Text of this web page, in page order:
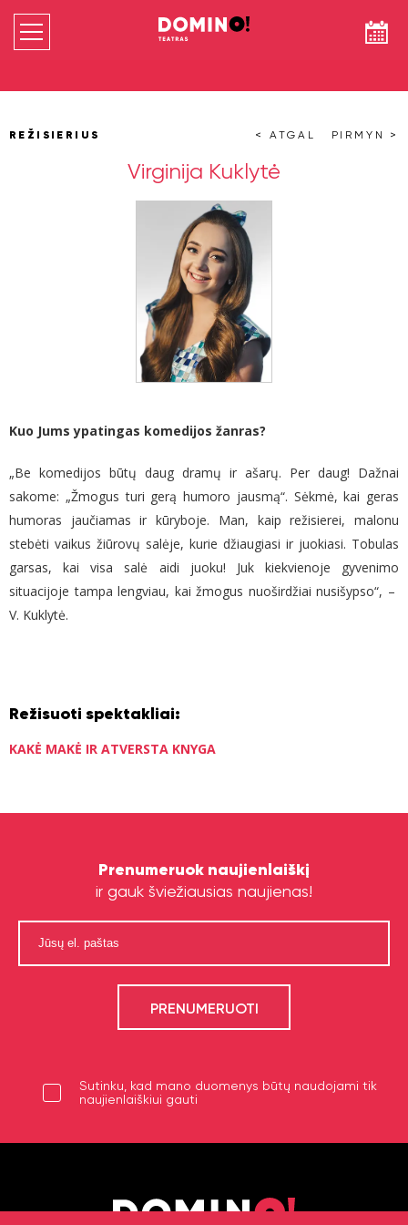
REŽISIERIUS < ATGAL PIRMYN >
Virginija Kuklytė
Kuo Jums ypatingas komedijos žanras?
„Be komedijos būtų daug dramų ir ašarų. Per daug! Dažnai
sakome: „Žmogus turi gerą humoro jausmą“. Sėkmė, kai geras
humoras jaučiamas ir kūryboje. Man, kaip režisierei, malonu
stebėti vaikus žiūrovų salėje, kurie džiaugiasi ir juokiasi. Tobulas
garsas, kai visa salė aidi juoku! Juk kiekvienoje gyvenimo
situacijoje tampa lengviau, kai žmogus nuoširdžiai nusišypso“, –
V. Kuklytė.
Režisuoti spektakliai:
KAKĖ MAKĖ IR ATVERSTA KNYGA
Prenumeruok naujienlaiškį
ir gauk šviežiausias naujienas!
Sutinku, kad mano duomenys būtų naudojami tik
naujienlaiškiui gauti